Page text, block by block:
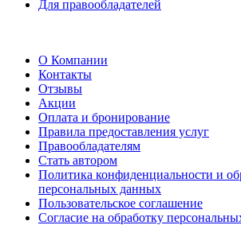
Для правообладателей
О Компании
Контакты
Отзывы
Акции
Оплата и бронирование
Правила предоставления услуг
Правообладателям
Стать автором
Политика конфиденциальности и
персональных данных
Пользовательское соглашение
Согласие на обработку